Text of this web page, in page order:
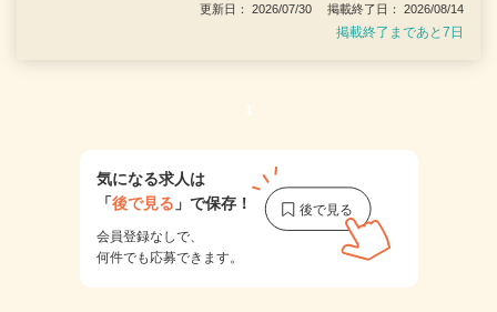
更新日： 2026/07/30 掲載終了日： 2026/08/14
掲載終了まであと7日
1
気になる求人は
「後で見る 」で保存！
会員登録なしで、
何件でも応募できます。